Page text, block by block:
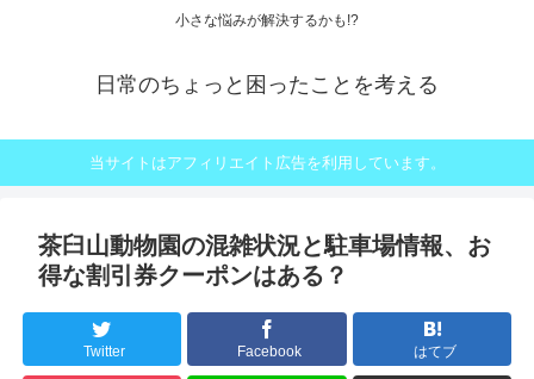
小さな悩みが解決するかも!?
日常のちょっと困ったことを考える
当サイトはアフィリエイト広告を利用しています。
茶臼山動物園の混雑状況と駐車場情報、お
得な割引券クーポンはある？
Twitter Facebook はてブ